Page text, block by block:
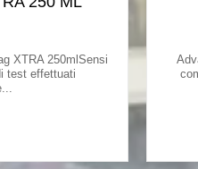
XTRA 250mlSensi
test effettuati